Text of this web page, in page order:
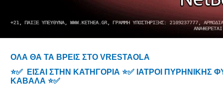
ΟΛΑ ΘΑ ΤΑ ΒΡΕΙΣ ΣΤΟ VRESTAOLA
⭐✅ ΕΙΣΑΙ ΣΤΗΝ ΚΑΤΗΓΟΡΙΑ ⭐✅ ΙΑΤΡΟΙ ΠΥΡΗΝΙΚΗΣ
ΚΑΒΑΛΑ ⭐✅